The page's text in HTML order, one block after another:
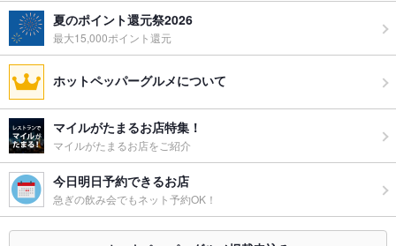
夏のポイント還元祭2026
最大15,000ポイント還元
ホットペッパーグルメについて
マイルがたまるお店特集！
マイルがたまるお店をご紹介
今日明日予約できるお店
急ぎの飲み会でもネット予約OK！